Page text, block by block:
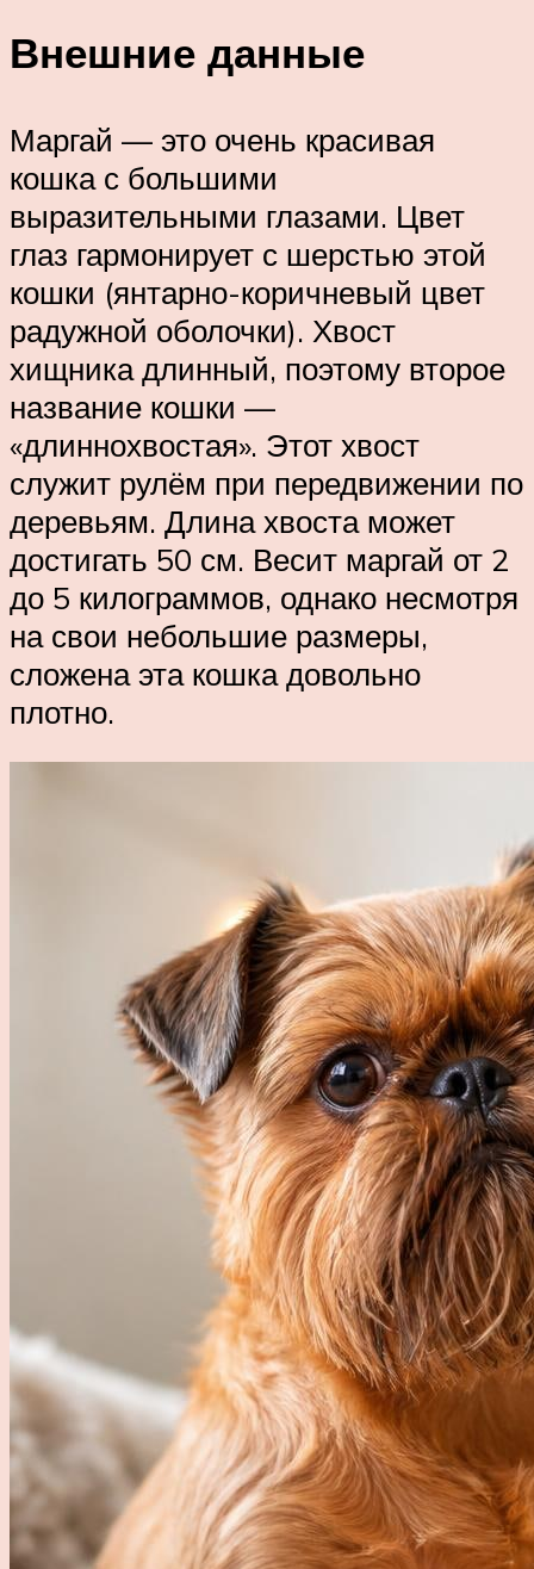
Внешние данные
Маргай — это очень красивая
кошка с большими
выразительными глазами. Цвет
глаз гармонирует с шерстью этой
кошки (янтарно-коричневый цвет
радужной оболочки). Хвост
хищника длинный, поэтому второе
название кошки —
«длиннохвостая». Этот хвост
служит рулём при передвижении по
деревьям. Длина хвоста может
достигать 50 см. Весит маргай от 2
до 5 килограммов, однако несмотря
на свои небольшие размеры,
сложена эта кошка довольно
плотно.